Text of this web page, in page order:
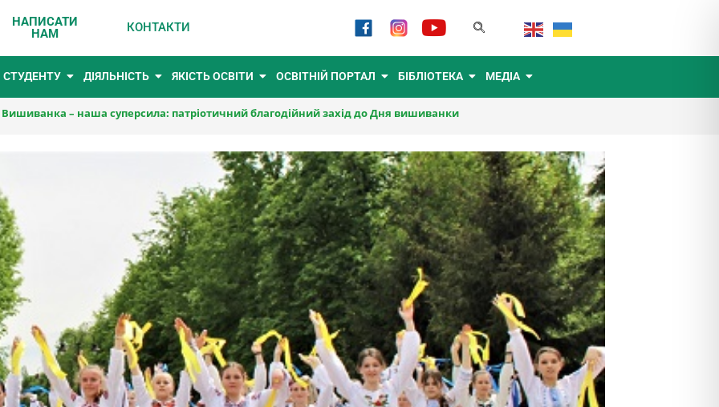
НАПИСАТИ
НАМ
КОНТАКТИ
СТУДЕНТУ ДІЯЛЬНІСТЬ ЯКІСТЬ ОСВІТИ ОСВІТНІЙ ПОРТАЛ БІБЛІОТЕКА МЕДІА
Вишиванка – наша суперсила: патріотичний благодійний захід до Дня вишиванки